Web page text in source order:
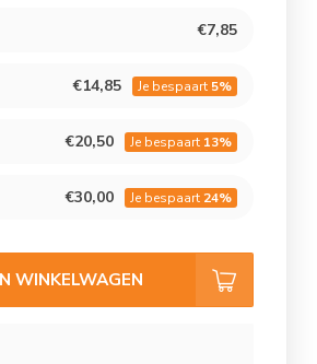
€7,85
€14,85 Je bespaart 5%
€20,50 Je bespaart 13%
€30,00 Je bespaart 24%
WINKELWAGEN